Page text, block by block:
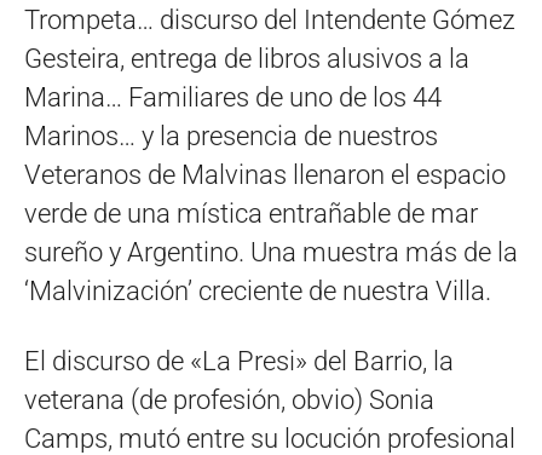
Trompeta… discurso del Intendente Gómez
Gesteira, entrega de libros alusivos a la
Marina… Familiares de uno de los 44
Marinos… y la presencia de nuestros
Veteranos de Malvinas llenaron el espacio
verde de una mística entrañable de mar
sureño y Argentino. Una muestra más de la
‘Malvinización’ creciente de nuestra Villa.
El discurso de «La Presi» del Barrio, la
veterana (de profesión, obvio) Sonia
Camps, mutó entre su locución profesional